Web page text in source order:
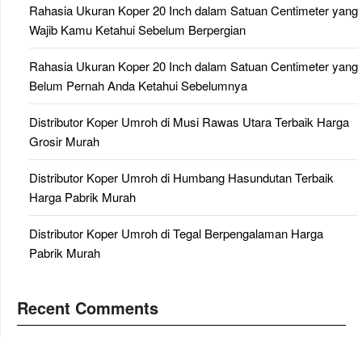
Rahasia Ukuran Koper 20 Inch dalam Satuan Centimeter yang
Wajib Kamu Ketahui Sebelum Berpergian
Rahasia Ukuran Koper 20 Inch dalam Satuan Centimeter yang
Belum Pernah Anda Ketahui Sebelumnya
Distributor Koper Umroh di Musi Rawas Utara Terbaik Harga
Grosir Murah
Distributor Koper Umroh di Humbang Hasundutan Terbaik
Harga Pabrik Murah
Distributor Koper Umroh di Tegal Berpengalaman Harga
Pabrik Murah
Recent Comments